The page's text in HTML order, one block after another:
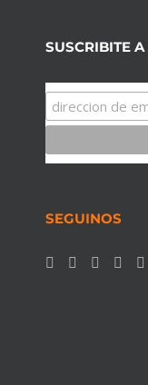
SUSCRIBITE
SEGUINOS